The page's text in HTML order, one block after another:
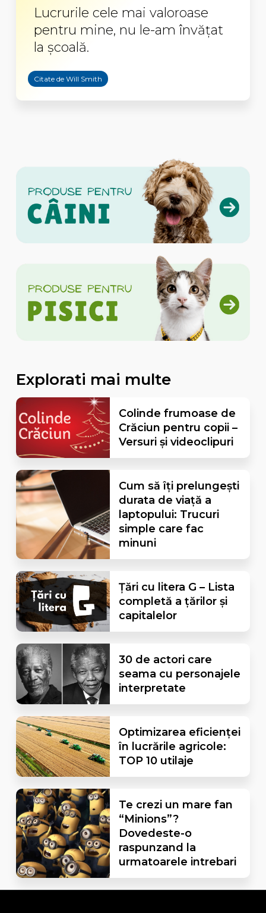
Lucrurile cele mai valoroase
pentru mine, nu le-am învăţat
la şcoală.
Citate de Will Smith
Explorati mai multe
Colinde frumoase de
Crăciun pentru copii –
Versuri și videoclipuri
Cum să îți prelungești
durata de viață a
laptopului: Trucuri
simple care fac
minuni
Țări cu litera G – Lista
completă a țărilor și
capitalelor
30 de actori care
seama cu personajele
interpretate
Optimizarea eficienței
în lucrările agricole:
TOP 10 utilaje
Te crezi un mare fan
“Minions”?
Dovedeste-o
raspunzand la
urmatoarele intrebari